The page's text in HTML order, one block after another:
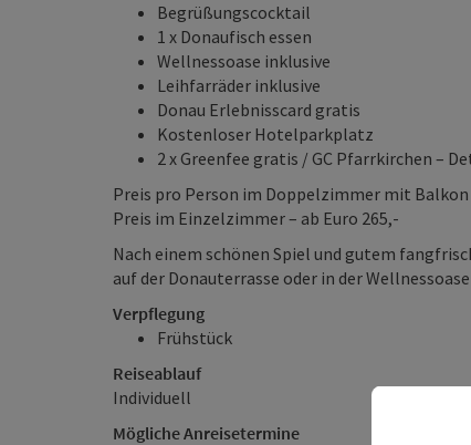
Begrüßungscocktail
1 x Donaufisch essen
Wellnessoase inklusive
Leihfarräder inklusive
Donau Erlebnisscard gratis
Kostenloser Hotelparkplatz
2 x Greenfee gratis / GC Pfarrkirchen –
Preis pro Person im Doppelzimmer mit Balkon
Preis im Einzelzimmer – ab Euro 265,-
Nach einem schönen Spiel und gutem
auf der Donauterrasse oder in der
Verpflegung
Frühstück
Reiseablauf
​Individuell
Mögliche Anreisetermine